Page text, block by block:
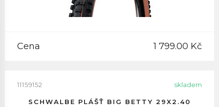
Cena 1 799.00 Kč
11159152 skladem
SCHWALBE PLÁŠŤ BIG BETTY 29X2.40